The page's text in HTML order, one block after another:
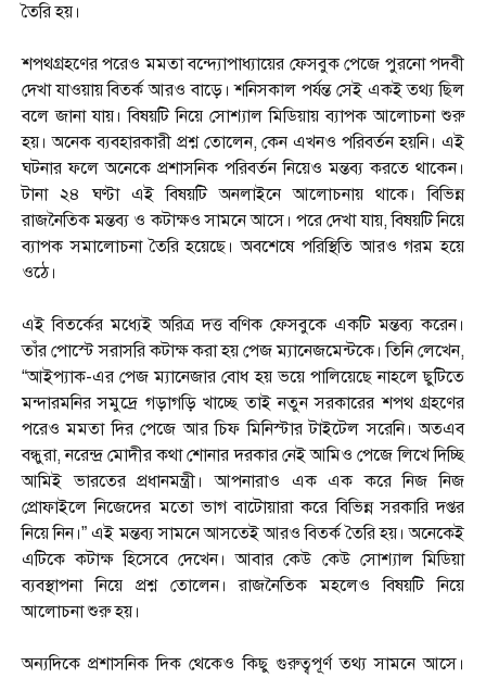
তৈরি হয়।
শপথগ্রহণের পরেও মমতা বন্দ্যোপাধ্যায়ের ফেসবুক পেজে পুরনো পদবী
দেখা যাওয়ায় বিতর্ক আরও বাড়ে। শনিসকাল পর্যন্ত সেই একই তথ্য ছিল
বলে জানা যায়। বিষয়টি নিয়ে সোশ্যাল মিডিয়ায় ব্যাপক আলোচনা শুরু
হয়। অনেক ব্যবহারকারী প্রশ্ন তোলেন, কেন এখনও পরিবর্তন হয়নি। এই
ঘটনার ফলে অনেকে প্রশাসনিক পরিবর্তন নিয়েও মন্তব্য করতে থাকেন।
টানা ২৪ ঘণ্টা এই বিষয়টি অনলাইনে আলোচনায় থাকে। বিভিন্ন
রাজনৈতিক মন্তব্য ও কটাক্ষও সামনে আসে। পরে দেখা যায়, বিষয়টি নিয়ে
ব্যাপক সমালোচনা তৈরি হয়েছে। অবশেষে পরিস্থিতি আরও গরম হয়ে
ওঠে।
এই বিতর্কের মধ্যেই অরিত্র দত্ত বণিক ফেসবুকে একটি মন্তব্য করেন।
তাঁর পোস্টে সরাসরি কটাক্ষ করা হয় পেজ ম্যানেজমেন্টকে। তিনি লেখেন,
“আইপ্যাক-এর পেজ ম্যানেজার বোধ হয় ভয়ে পালিয়েছে নাহলে ছুটিতে
মন্দারমনির সমুদ্রে গড়াগড়ি খাচ্ছে তাই নতুন সরকারের শপথ গ্রহণের
পরেও মমতা দির পেজে আর চিফ মিনিস্টার টাইটেল সরেনি। অতএব
বন্ধুরা, নরেন্দ্র মোদীর কথা শোনার দরকার নেই আমিও পেজে লিখে দিচ্ছি
আমিই ভারতের প্রধানমন্ত্রী। আপনারাও এক এক করে নিজ নিজ
প্রোফাইলে নিজেদের মতো ভাগ বাটোয়ারা করে বিভিন্ন সরকারি দপ্তর
নিয়ে নিন।” এই মন্তব্য সামনে আসতেই আরও বিতর্ক তৈরি হয়। অনেকেই
এটিকে কটাক্ষ হিসেবে দেখেন। আবার কেউ কেউ সোশ্যাল মিডিয়া
ব্যবস্থাপনা নিয়ে প্রশ্ন তোলেন। রাজনৈতিক মহলেও বিষয়টি নিয়ে
আলোচনা শুরু হয়।
অন্যদিকে প্রশাসনিক দিক থেকেও কিছু গুরুত্বপূর্ণ তথ্য সামনে আসে।